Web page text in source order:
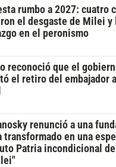
rumbo a 2027: cuatro
el desgaste de Milei y
en el peronismo
reconoció que el
el retiro del embajador
renunció a una
transformado en una
Patria incondicional